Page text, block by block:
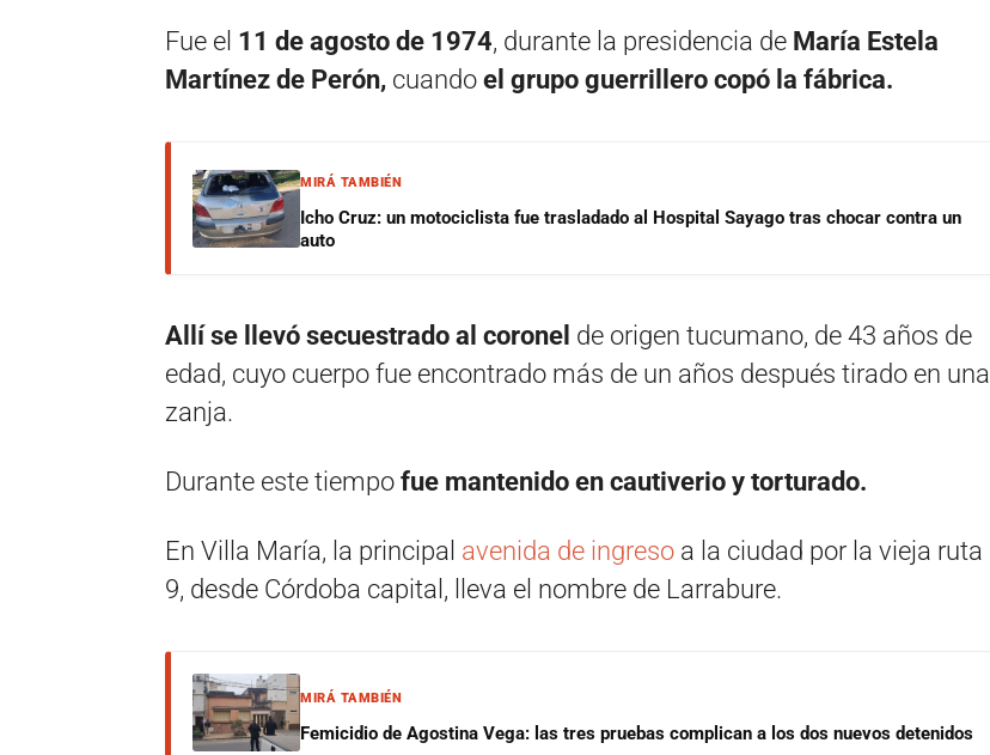
Fue el 11 de agosto de 1974, durante la presidencia de María Estela
Martínez de Perón, cuando el grupo guerrillero copó la fábrica.
MIRÁ TAMBIÉN
Icho Cruz: un motociclista fue trasladado al Hospital Sayago tras chocar contra un
auto
Allí se llevó secuestrado al coronel de origen tucumano, de 43 años de
edad, cuyo cuerpo fue encontrado más de un años después tirado en una
zanja.
Durante este tiempo fue mantenido en cautiverio y torturado.
En Villa María, la principal avenida de ingreso a la ciudad por la vieja ruta
9, desde Córdoba capital, lleva el nombre de Larrabure.
MIRÁ TAMBIÉN
Femicidio de Agostina Vega: las tres pruebas complican a los dos nuevos detenidos